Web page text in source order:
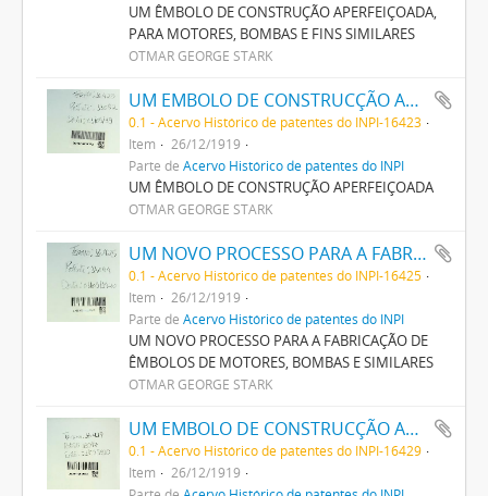
UM ÊMBOLO DE CONSTRUÇÃO APERFEIÇOADA,
PARA MOTORES, BOMBAS E FINS SIMILARES
OTMAR GEORGE STARK
UM EMBOLO DE CONSTRUCÇÃO APERFEIÇOADA
0.1 - Acervo Histórico de patentes do INPI-16423
Item
26/12/1919
Parte de Acervo Histórico de patentes do INPI
UM ÊMBOLO DE CONSTRUÇÃO APERFEIÇOADA
OTMAR GEORGE STARK
UM NOVO PROCESSO PARA A FABRICAÇÃO DE EMBOLOS DE MOTORES, BOMBAS E SIMILARES
0.1 - Acervo Histórico de patentes do INPI-16425
Item
26/12/1919
Parte de Acervo Histórico de patentes do INPI
UM NOVO PROCESSO PARA A FABRICAÇÃO DE
ÊMBOLOS DE MOTORES, BOMBAS E SIMILARES
OTMAR GEORGE STARK
UM EMBOLO DE CONSTRUCÇÃO APERFEIÇOADA
0.1 - Acervo Histórico de patentes do INPI-16429
Item
26/12/1919